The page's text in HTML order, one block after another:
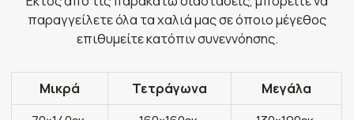
παραγγείλετε όλα τα χαλιά μας σε όποιο μέγεθος
επιθυμείτε κατόπιν συνεννόησης.
Μικρά Τετράγωνα
Μεγάλα